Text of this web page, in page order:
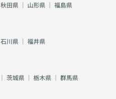
秋田県 ｜ 山形県 ｜ 福島県
石川県 ｜ 福井県
｜ 茨城県 ｜ 栃木県 ｜ 群馬県